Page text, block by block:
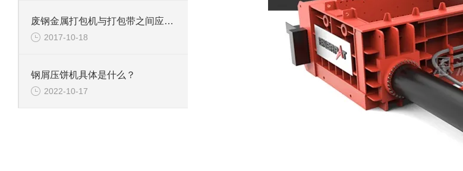
废钢金属打包机与打包带之间应注意调整
2017-10-18
钢屑压饼机具体是什么？
2022-10-17